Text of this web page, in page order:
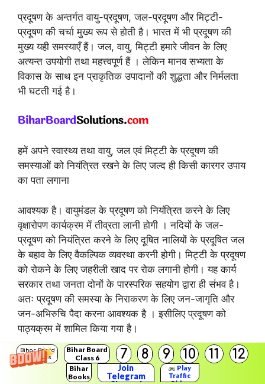
Bihar Board
Solutions
Bihar Board
Class 6
7 8 9 10 11 12
Bihar
Books
Join
Telegram
Play
Traffic
प्रदूषण के अन्तर्गत वायु-प्रदूषण, जल-प्रदूषण और मिट्टी-
प्रदूषण की चर्चा मुख्य रूप से होती है। भारत में भी प्रदूषण की
मुख्य यही समस्याएँ हैं। जल, वायु, मिट्टी हमारे जीवन के लिए
अत्यन्त उपयोगी तथा महत्त्वपूर्ण हैं । लेकिन मानव सभ्यता के
विकास के साथ इन प्राकृतिक उपादानों की शुद्धता और निर्मलता
भी घटती गई है।
हमें अपने स्वास्थ्य तथा वायु, जल एवं मिट्टी के प्रदूषण की
समस्याओं को नियंत्रित रखने के लिए जल्द ही किसी कारगर उपाय
का पता लगाना
आवश्यक है। वायुमंडल के प्रदूषण को नियंत्रित करने के लिए
वृक्षारोपण कार्यक्रम में तीव्रता लानी होगी । नदियों के जल-
प्रदूषण को नियंत्रित करने के लिए दूषित नालियों के प्रदूषित जल
के बहाव के लिए वैकल्पिक व्यवस्था करनी होगी। मिट्टी के प्रदूषण
को रोकने के लिए जहरीली खाद पर रोक लगानी होगी। यह कार्य
सरकार तथा जनता दोनों के पारस्परिक सहयोग द्वारा ही संभव है।
अतः प्रदूषण की समस्या के निराकरण के लिए जन-जागृति और
जन-अभिरुचि पैदा करना आवश्यक है । इसीलिए प्रदूषण को
पाठ्यक्रम में शामिल किया गया है।
विज्ञान के चमत्कार